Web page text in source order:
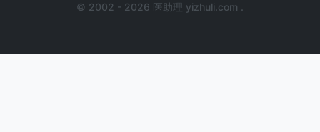
© 2002 - 2026 医助理 yizhuli.com .